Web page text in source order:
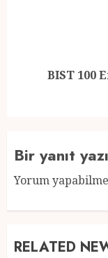
BIST 100
Bir yanıt
Yorum
RELATED